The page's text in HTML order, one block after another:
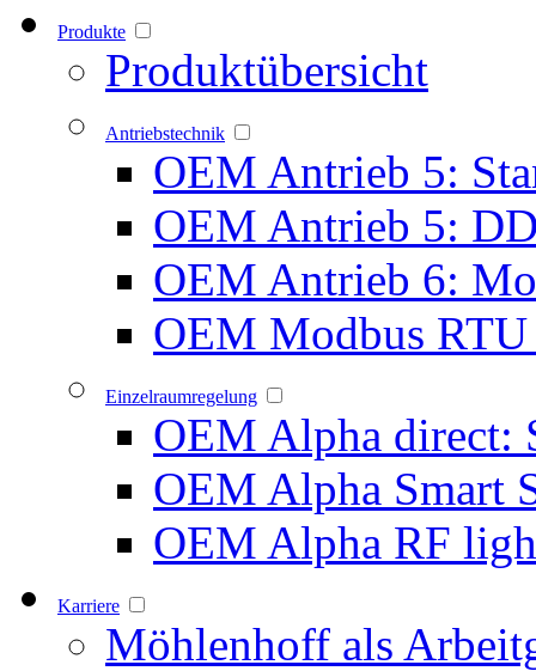
Produkte
Produktübersicht
Antriebstechnik
OEM Antrieb 5:
OEM Antrieb 5:
OEM Antrieb 6:
OEM Modbus
Einzelraumregelung
OEM Alpha direct:
OEM Alpha Smart
OEM Alpha RF
Karriere
Möhlenhoff als